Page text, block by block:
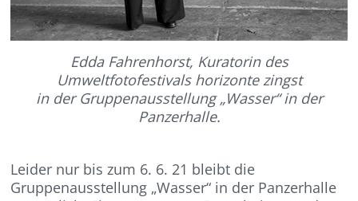
Edda Fahrenhorst, Kuratorin des
Umweltfotofestivals horizonte zingst
in der Gruppenausstellung „Wasser“ in der
Panzerhalle.
Leider nur bis zum 6. 6. 21 bleibt die
Gruppenausstellung „Wasser“ in der Panzerhalle